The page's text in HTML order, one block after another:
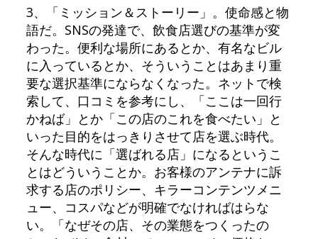
3、「ミッション＆ストーリー」。使命感と物
語だ。SNSの発達で、飲食店選びの基準が変
わった。便利な場所にあるとか、有名なビル
に入っているとか、そういうことはあまり重
要な選択基準にならなくなった。ネットで検
索して、口コミを参考にし、「ここは一回行
かねば」とか「この店のこれを食べたい」と
いった目的をはっきりさせて店を選ぶ時代。
そんな時代に「選ばれる店」になるというこ
とはどういうことか。お客様のアンテナに訴
求する店のポリシー、キラーコンテンツメニ
ュー、コスパなどが明確でなければはらな
い。「なぜその店、その業態をつくったの